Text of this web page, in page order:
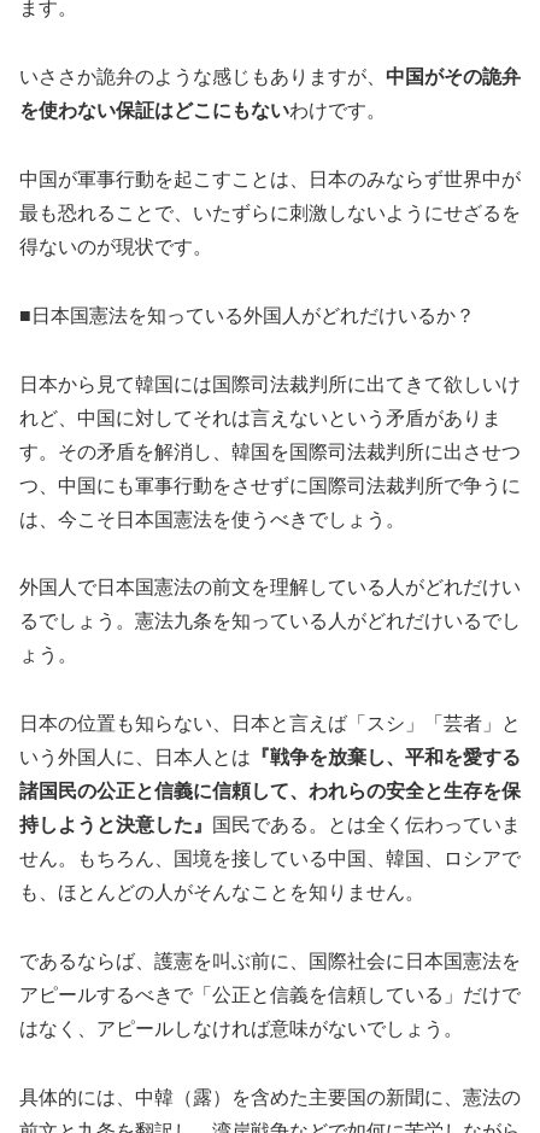
ます。
いささか詭弁のような感じもありますが、 中国がその詭弁
を使わない保証はどこにもないわけです。
中国が軍事行動を起こすことは、日本のみならず世界中が
最も恐れることで、いたずらに刺激しないようにせざるを
得ないのが現状です。
■日本国憲法を知っている外国人がどれだけいるか？
日本から見て韓国には国際司法裁判所に出てきて欲しいけ
れど、中国に対してそれは言えないという矛盾がありま
す。その矛盾を解消し、韓国を国際司法裁判所に出させつ
つ、中国にも軍事行動をさせずに国際司法裁判所で争うに
は、今こそ日本国憲法を使うべきでしょう。
外国人で日本国憲法の前文を理解している人がどれだけい
るでしょう。憲法九条を知っている人がどれだけいるでし
ょう。
日本の位置も知らない、日本と言えば「スシ」「芸者」と
いう外国人に、日本人とは 『戦争を放棄し、平和を愛する
諸国民の公正と信義に信頼して、われらの安全と生存を保
持しようと決意した』
国民である。とは全く伝わっていま
せん。もちろん、国境を接している中国、韓国、ロシアで
も、ほとんどの人がそんなことを知りません。
であるならば、護憲を叫ぶ前に、国際社会に日本国憲法を
アピールするべきで「公正と信義を信頼している」だけで
はなく、アピールしなければ意味がないでしょう。
具体的には、中韓（露）を含めた主要国の新聞に、憲法の